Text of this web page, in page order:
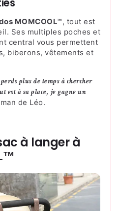
MOMCOOL™, tout est
Ses multiples poches et
central vous permettent
biberons, vêtements et
plus de temps à chercher
est à sa place, je gagne un
de Léo.
à langer à